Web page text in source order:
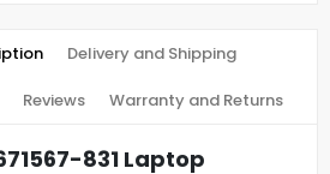
Delivery and Shipping
Reviews Warranty and Returns
831 Laptop